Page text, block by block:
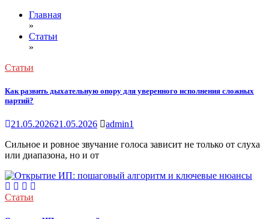
Главная
»
Статьи
»
Статьи
Как развить дыхательную опору для уверенного исполнения сложных
партий?
21.05.202621.05.2026
admin1
Сильное и ровное звучание голоса зависит не только от слуха
или диапазона, но и от
Статьи